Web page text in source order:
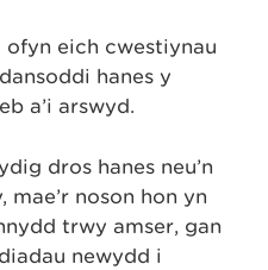
ofyn eich cwestiynau
hanes y
a’i arswyd.
dros hanes neu’n
noson hon yn
trwy amser, gan
newydd i